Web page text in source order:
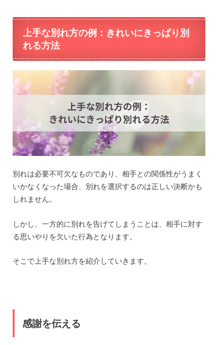
上手な別れ方の例：きれいにきっぱり別
れる方法
別れは必要不可欠なものであり、相手との関係性がうまく
いかなくなった場合、別れを選択するのは正しい決断かも
しれません。
しかし、一方的に別れを告げてしまうことは、相手に対す
る思いやりを欠いた行為となります。
そこで上手な別れ方を紹介していきます。
感謝を伝える